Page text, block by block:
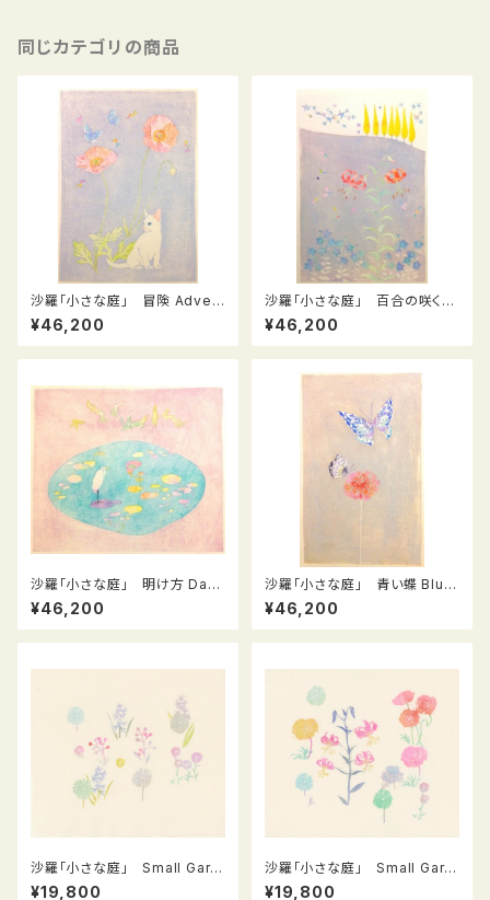
同じカテゴリの商品
沙羅「小さな庭」 冒険 Adven
ture
¥46,200
沙羅「小さな庭」 百合の咲く庭
Lily’s garden
¥46,200
沙羅「小さな庭」 明け方 Daw
n
¥46,200
沙羅「小さな庭」 青い蝶 Blue
butterfly
¥46,200
沙羅「小さな庭」 Small Gard
en シリーズ（L−16）
¥19,800
沙羅「小さな庭」 Small Gard
enシリーズ（L−17）
¥19,800